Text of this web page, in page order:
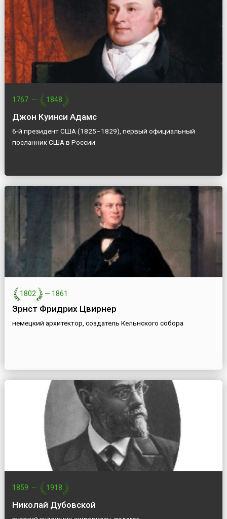
1767 — 1848
Джон Куинси Адамс
6-й президент США (1825–1829), первый официальный
посланник США в России
1802 — 1861
Эрнст Фридрих Цвирнер
немецкий архитектор, создатель Кельнского собора
1859 — 1918
Николай Дубовской